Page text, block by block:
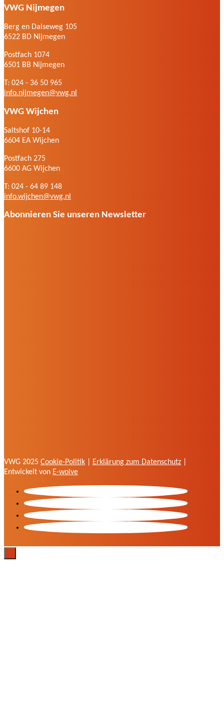
VWG Nijmegen
Berg en Dalseweg 105
6522 BD Nijmegen
Postfach 1074
6501 BB Nijmegen
T: 024 - 36 50 965
info.nijmegen@vwg.nl
VWG Wijchen
Saltshof 10-14
6604 EA Wijchen
Postfach 275
6600 AG Wijchen
T: 024 - 64 89 148
info.wijchen@vwg.nl
Abonnieren Sie unseren Newsletter
VWG 2025 Cookie-Politik Erklärung zum Datenschutz
Entwickelt von E-wolve